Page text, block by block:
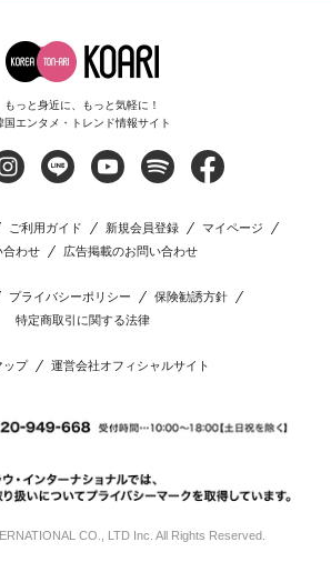
もっと身近に、もっと気軽に！
国エンタメ・トレンド情報サイト
ご利用ガイド 新規会員登録
マイページ
合わせ
広告掲載のお問い合わせ
プライバシーポリシー
保険勧誘方針
特定商取引に関する法律
ップ 運営会社オフィシャルサイト
CO., LTD Inc. All Rights Reserved.